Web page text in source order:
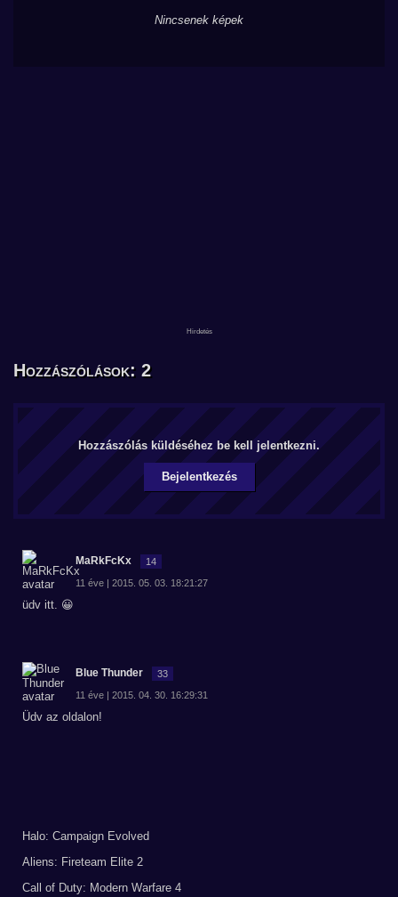
Nincsenek képek
Hozzászólások: 2
Hozzászólás küldéséhez be kell jelentkezni.
Bejelentkezés
MaRkFcKx 14
11 éve | 2015. 05. 03. 18:21:27
üdv itt. 😀
Blue Thunder 33
11 éve | 2015. 04. 30. 16:29:31
Üdv az oldalon!
Halo: Campaign Evolved
Aliens: Fireteam Elite 2
Call of Duty: Modern Warfare 4